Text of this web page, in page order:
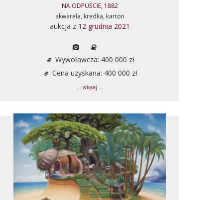
NA ODPUŚCIE, 1882
akwarela, kredka, karton
aukcja z 12 grudnia 2021
Wywoławcza: 400 000 zł
Cena uzyskana: 400 000 zł
... więcej ...